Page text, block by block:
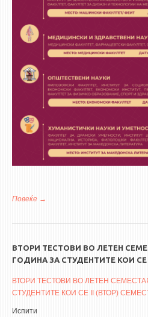
Повеќе за Прва заедничка годишна
ВТОРИ ТЕСТОВИ ВО ЛЕТЕН
ГОДИНА ЗА СТУДЕНТИТЕ КОИ
ВТОРИ ТЕСТОВИ ВО ЛЕТЕН
СТУДЕНТИТЕ КОИ СЕ II (ВТОР)
Испити